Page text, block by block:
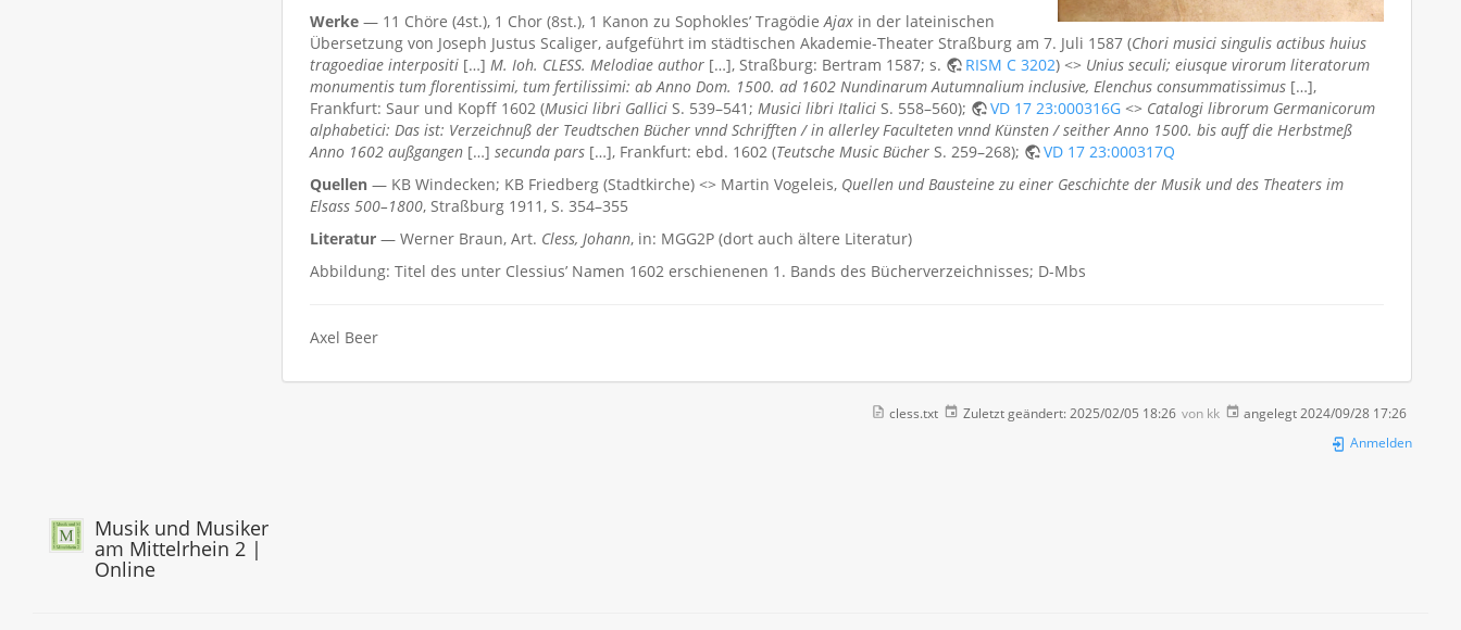
Werke — 11 Chöre (4st.), 1 Chor (8st.), 1 Kanon zu Sophokles’ TragödieAjax in der lateinischen
Übersetzung von Joseph Justus Scaliger, aufgeführt im städtischen Akademie-Theater Straßburg am 7. Juli 1587 (Chori musici singulis actibus huius
tragoediae interpositi […] M. Ioh. CLESS. Melodiae author […], Straßburg: Bertram 1587; s. RISM C 3202) <> Unius seculi; eiusque virorum literatorum
monumentis tum florentissimi, tum fertilissimi: ab Anno Dom. 1500. ad 1602 Nundinarum Autumnalium inclusive, Elenchus consummatissimus […],
Frankfurt: Saur und Kopff 1602 (Musici libri Gallici S. 539–541; Musici libri Italici S. 558–560); VD 17 23:000316G <> Catalogi librorum Germanicorum
alphabetici: Das ist: Verzeichnuß der Teudtschen Bücher vnnd Schrifften / in allerley Faculteten vnnd Künsten / seither Anno 1500. bis auff die Herbstmeß
Anno 1602 außgangen […] secunda pars […], Frankfurt: ebd. 1602 (Teutsche Music Bücher S. 259–268);
VD 17 23:000317Q
Quellen — KB Windecken; KB Friedberg (Stadtkirche) <> Martin Vogeleis, Quellen und Bausteine zu einer Geschichte der Musik und des Theaters im
Elsass 500–1800, Straßburg 1911, S. 354–355
Literatur — Werner Braun, Art. Cless, Johann, in: MGG2P (dort auch ältere Literatur)
Abbildung: Titel des unter Clessius’ Namen 1602 erschienenen 1. Bands des Bücherverzeichnisses; D-Mbs
Axel Beer
cless.txt Zuletzt geändert: 2025/02/05 18:26 von kk angelegt 2024/09/28 17:26
Anmelden
Musik und Musiker
am Mittelrhein 2 |
Online